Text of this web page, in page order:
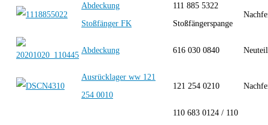
Abdeckung
Stoßfänger FK
111 885 5322
Stoßfängerspange
Abdeckung 616 030 0840
Ausrücklager ww 121
254 0010
121 254 0210
110 683 0124 / 110